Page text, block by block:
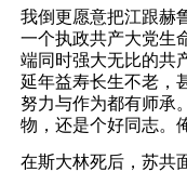
我倒更愿意把江跟赫
一个执政共产大党生
端同时强大无比的共
延年益寿长生不老，
努力与作为都有师承
物，还是个好同志。
在斯大林死后，苏共